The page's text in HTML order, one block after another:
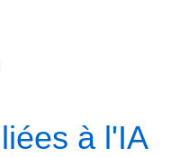
à l'IA